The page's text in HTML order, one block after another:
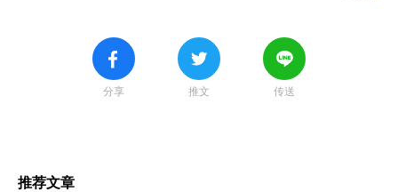
分享 推文 传送
推荐文章